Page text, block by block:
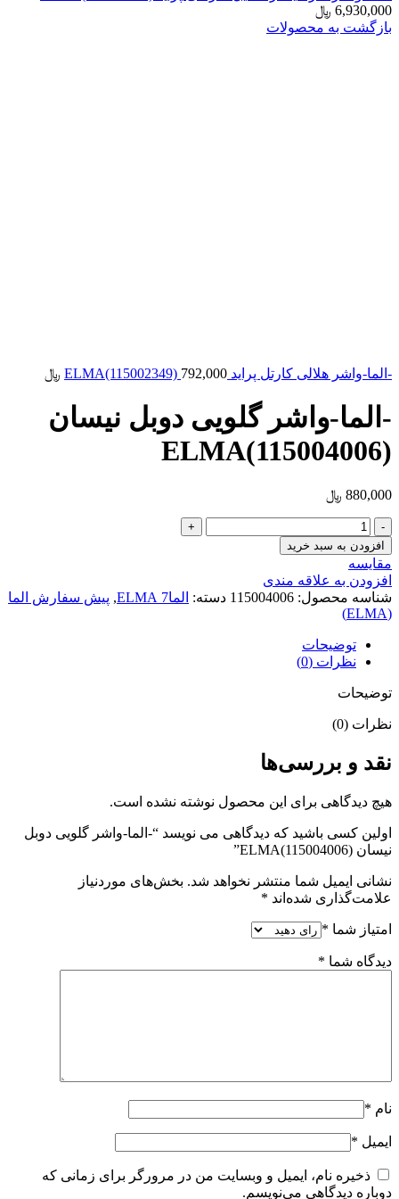
6,930,000 ﷼
بازگشت به محصولات
-الما-واشر هلالی کارتل پراید ELMA(115002349) 792,000 ﷼
-الما-واشر گلویی دوبل نیسان
ELMA(115004006)
880,000 ﷼
-الما-
واشر
گلویی
دوبل
نیسان
ELMA(115004006)
افزودن به سبد خرید
مقایسه
افزودن به علاقه مندی
شناسه محصول: 115004006 دسته: الما7 ELMA , پیش سفارش الما
(ELMA)
توضیحات
نظرات (0)
توضیحات
نظرات (0)
نقد و بررسی‌ها
هیچ دیدگاهی برای این محصول نوشته نشده است.
اولین کسی باشید که دیدگاهی می نویسد “-الما-واشر گلویی دوبل
نیسان ELMA(115004006)”
نشانی ایمیل شما منتشر نخواهد شد. بخش‌های موردنیاز
علامت‌گذاری شده‌اند *
امتیاز شما *
دیدگاه شما *
نام *
ایمیل *
ذخیره نام، ایمیل و وبسایت من در مرورگر برای زمانی که
دوباره دیدگاهی می‌نویسم.